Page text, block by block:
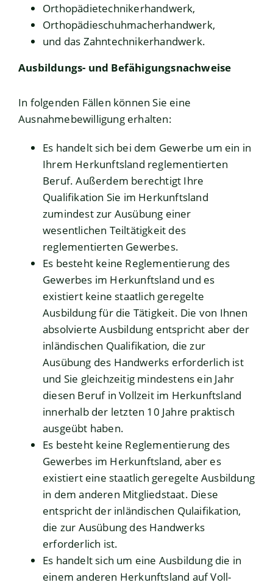
Orthopädietechnikerhandwerk,
Orthopädieschuhmacherhandwerk,
und das Zahntechnikerhandwerk.
Ausbildungs- und Befähigungsnachweise
In folgenden Fällen können Sie eine
Ausnahmebewilligung erhalten:
Es handelt sich bei dem Gewerbe um ein in
Ihrem Herkunftsland reglementierten
Beruf. Außerdem berechtigt Ihre
Qualifikation Sie im Herkunftsland
zumindest zur Ausübung einer
wesentlichen Teiltätigkeit des
reglementierten Gewerbes.
Es besteht keine Reglementierung des
Gewerbes im Herkunftsland und es
existiert keine staatlich geregelte
Ausbildung für die Tätigkeit. Die von Ihnen
absolvierte Ausbildung entspricht aber der
inländischen Qualifikation, die zur
Ausübung des Handwerks erforderlich ist
und Sie gleichzeitig mindestens ein Jahr
diesen Beruf in Vollzeit im Herkunftsland
innerhalb der letzten 10 Jahre praktisch
ausgeübt haben.
Es besteht keine Reglementierung des
Gewerbes im Herkunftsland, aber es
existiert eine staatlich geregelte Ausbildung
in dem anderen Mitgliedstaat. Diese
entspricht der inländischen Qulaifikation,
die zur Ausübung des Handwerks
erforderlich ist.
Es handelt sich um eine Ausbildung die in
einem anderen Herkunftsland auf Voll-